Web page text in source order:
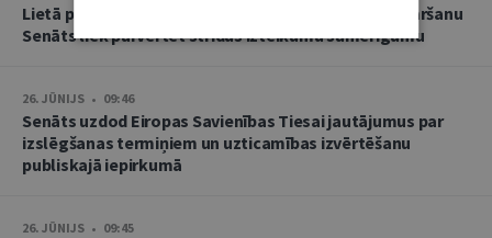
Lietā par namu pārvaldnieces goda un cieņas aizskaršanu
Senāts liek pārvērtēt strīdus izteikumu samērīgumu
26. JŪNIJS • 09:46
Senāts uzdod Eiropas Savienības Tiesai jautājumus par
izslēgšanas termiņiem un uzticamības izvērtēšanu
publiskajā iepirkumā
26. JŪNIJS • 09:45